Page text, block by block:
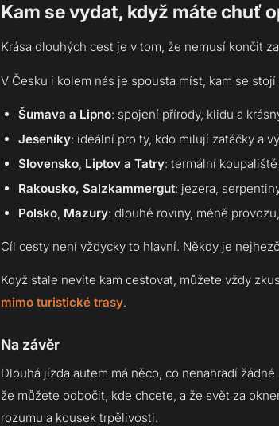
Kam se vydat, když máte chuť
Krása dlouhých cest je v tom, že nemusí končit
V Česku i kolem nás je spousta míst, kam se stojí
Šumava a Lipno: spojení přírody, klidu a
Jeseníky: ideální pro ty, kdo milují zatáčky a
Slovensko, Liptov a Tatry: termální
Rakousko, Salzkammergut: jezera,
Polsko, Mazury: dlouhé roviny, méně
Cíl cesty není vždycky to hlavní. Někdy je
Když stále nevíte kam cestovat, můžete vždy
mimo turistické trasy.
Na závěr
Dlouhá jízda autem má něco, co nenahradí
že můžete odbočit, kde chcete, a že svět za
rozumu a kousek trpělivosti.